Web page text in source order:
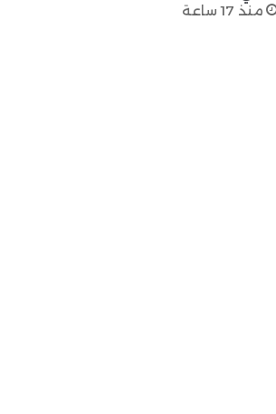
منذ 17 ساعة